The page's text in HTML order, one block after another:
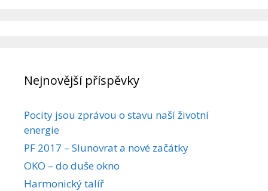
Nejnovější příspěvky
Pocity jsou zprávou o stavu naší životní
energie
PF 2017 – Slunovrat a nové začátky
OKO – do duše okno
Harmonický talíř